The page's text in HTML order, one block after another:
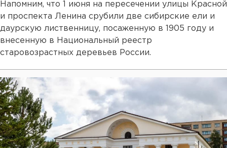
Напомним, что 1 июня на пересечении улицы Красной
и проспекта Ленина срубили две сибирские ели и
даурскую лиственницу, посаженную в 1905 году и
внесенную в Национальный реестр
старовозрастных деревьев России.